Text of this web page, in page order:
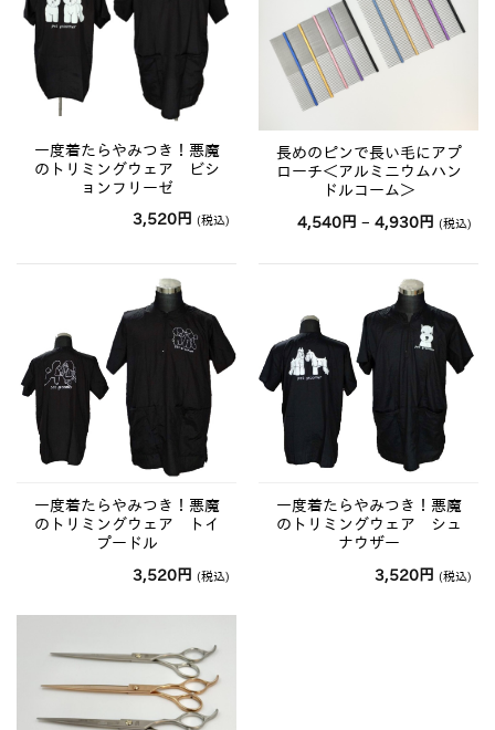
一度着たらやみつき！悪魔
のトリミングウェア ビシ
ョンフリーゼ
3,520 円 (税込)
長めのピンで長い毛にアプ
ローチ＜アルミニウムハン
ドルコーム＞
4,540 円 –4,930 円 価
4,930
円
(税込)
一度着たらやみつき！悪魔
のトリミングウェア トイ
プードル
3,520 円 (税込)
一度着たらやみつき！悪魔
のトリミングウェア シュ
ナウザー
3,520 円 (税込)